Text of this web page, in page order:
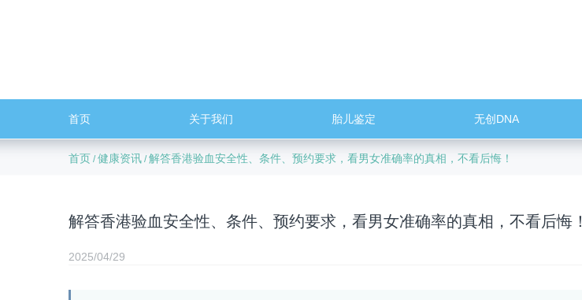
首页 关于我们 胎儿鉴定 无创DNA
首页 /健康资讯 /解答香港验血安全性、条件、预约要求，看男女准确率的真相，不看后悔！
解答香港验血安全性、条件、预约要求，看男女准确率的真相，不看后悔！
2025/04/29